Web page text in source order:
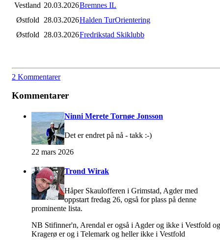
Vestland 20.03.2026Bremnes IL
Østfold
28.03.2026Halden TurOrientering
Østfold
28.03.2026Fredrikstad Skiklubb
2 Kommentarer
Kommentarer
Ninni Merete Tornøe Jonsson
Det er endret på nå - takk :-)
22 mars 2026
Trond Wirak
Håper Skaulofferen i Grimstad, Agder med
oppstart fredag 26, også for plass på denne
prominente lista.
NB Stifinner'n, Arendal er også i Agder og ikke i Vestfold og
Kragerø er og i Telemark og heller ikke i Vestfold